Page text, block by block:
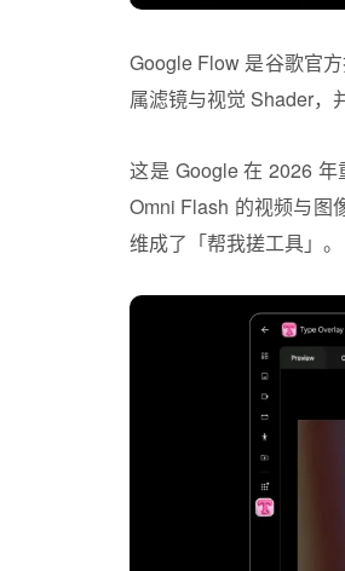
Google Flow 是谷歌官
属滤镜与视觉 Shader，
这是 Google 在 2026
Omni Flash 的视频与图
维成了「帮我搓工具」。